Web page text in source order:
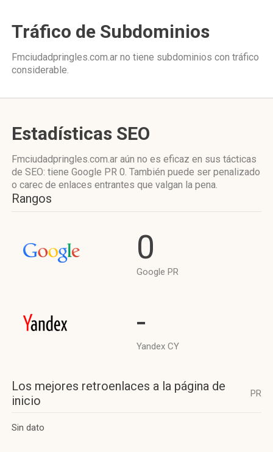
Tráfico de Subdominios
Fmciudadpringles.com.ar no tiene subdominios con tráfico
considerable.
Estadísticas SEO
Fmciudadpringles.com.ar aún no es eficaz en sus tácticas
de SEO: tiene Google PR 0. También puede ser penalizado
o carec de enlaces entrantes que valgan la pena.
Rangos
0
Google PR
-
Yandex CY
Los mejores retroenlaces a la página de
inicio
PR
Sin dato